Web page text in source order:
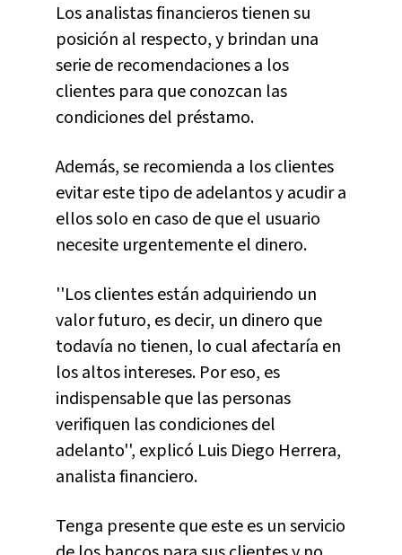
Los analistas financieros tienen su
posición al respecto, y brindan una
serie de recomendaciones a los
clientes para que conozcan las
condiciones del préstamo.
Además, se recomienda a los clientes
evitar este tipo de adelantos y acudir a
ellos solo en caso de que el usuario
necesite urgentemente el dinero.
''Los clientes están adquiriendo un
valor futuro, es decir, un dinero que
todavía no tienen, lo cual afectaría en
los altos intereses. Por eso, es
indispensable que las personas
verifiquen las condiciones del
adelanto'', explicó Luis Diego Herrera,
analista financiero.
Tenga presente que este es un servicio